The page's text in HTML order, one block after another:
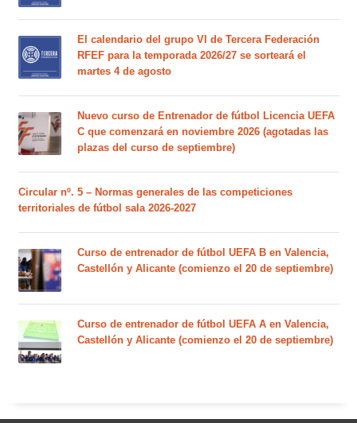
El calendario del grupo VI de Tercera Federación
RFEF para la temporada 2026/27 se sorteará el
martes 4 de agosto
Nuevo curso de Entrenador de fútbol Licencia UEFA
C que comenzará en noviembre 2026 (agotadas las
plazas del curso de septiembre)
Circular nº. 5 – Normas generales de las competiciones
territoriales de fútbol sala 2026-2027
Curso de entrenador de fútbol UEFA B en Valencia,
Castellón y Alicante (comienzo el 20 de septiembre)
Curso de entrenador de fútbol UEFA A en Valencia,
Castellón y Alicante (comienzo el 20 de septiembre)